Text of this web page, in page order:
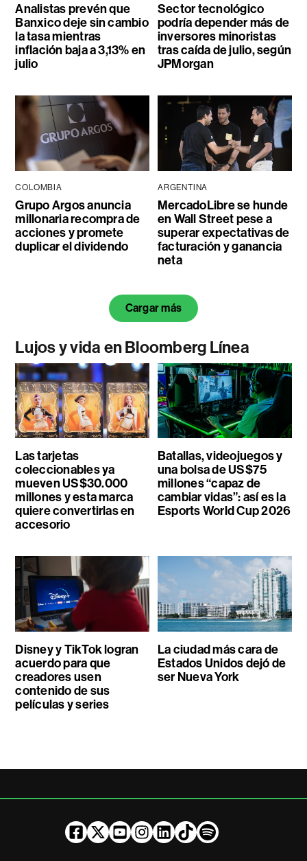
Analistas prevén que
Banxico deje sin cambio
la tasa mientras
inflación baja a 3,13% en
julio
Sector tecnológico
podría depender más de
inversores minoristas
tras caída de julio, según
JPMorgan
COLOMBIA
Grupo Argos anuncia
millonaria recompra de
acciones y promete
duplicar el dividendo
ARGENTINA
MercadoLibre se hunde
en Wall Street pese a
superar expectativas de
facturación y ganancia
neta
Cargar más
Lujos y vida en Bloomberg Línea
Las tarjetas
coleccionables ya
mueven US$30.000
millones y esta marca
quiere convertirlas en
accesorio
Batallas, videojuegos y
una bolsa de US$75
millones “capaz de
cambiar vidas”: así es la
Esports World Cup 2026
Disney y TikTok logran
acuerdo para que
creadores usen
contenido de sus
películas y series
La ciudad más cara de
Estados Unidos dejó de
ser Nueva York